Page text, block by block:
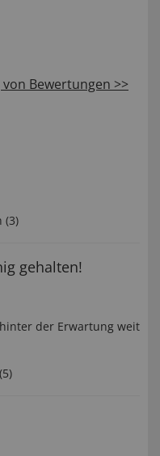
Bewertungen >>
(3)
gehalten!
der Erwartung weit
5)